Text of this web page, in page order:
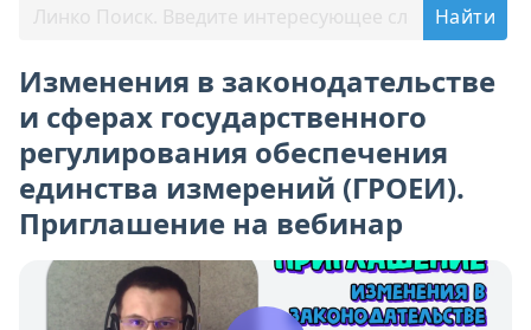
Изменения в законодательстве
и сферах государственного
регулирования обеспечения
единства измерений (ГРОЕИ).
Приглашение на вебинар